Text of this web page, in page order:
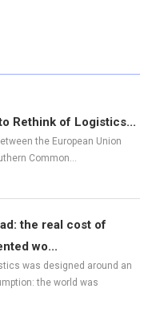
Rethink of Logistics...
the European Union
Common…
the real cost of
wo...
was designed around an
the world was